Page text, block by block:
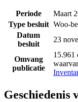
Periode
Maart
Type besluit Woo-
Datum
besluit
23
Omvang
publicatie
15.961
Geschiedenis